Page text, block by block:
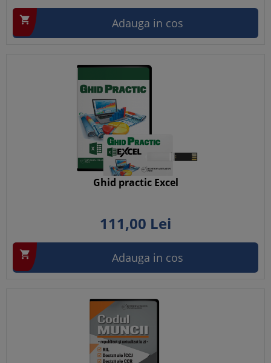
 Adauga in cos
Ghid practic Excel
111,00 Lei
 Adauga in cos